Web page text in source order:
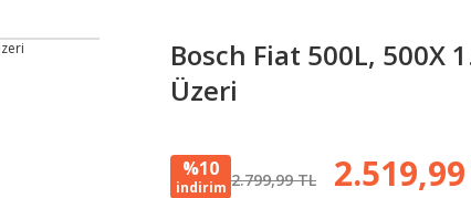
Bosch Fiat 500L, 500X
Üzeri
%10
indirim 2.799,99 TL